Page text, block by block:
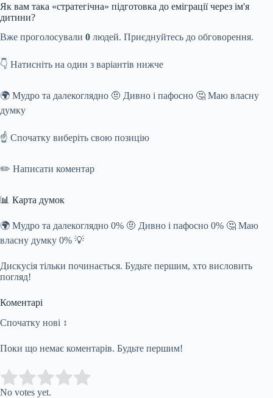
Як вам така «стратегічна» підготовка до еміграції через ім'я
дитини?
Вже проголосували 0 людей. Приєднуйтесь до обговорення.
👇 Натисніть на один з варіантів нижче
🌍 Мудро та далекоглядно 🤨 Дивно і пафосно 🤔 Маю власну
думку
☝️ Спочатку виберіть свою позицію
✏️ Написати коментар
📊 Карта думок
🌍 Мудро та далекоглядно 0% 🤨 Дивно і пафосно 0% 🤔 Маю
власну думку 0% 💡
Дискусія тільки починається. Будьте першим, хто висловить
погляд!
Коментарі
Спочатку нові ↕
Поки що немає коментарів. Будьте першим!
Rate this item:
No votes yet.